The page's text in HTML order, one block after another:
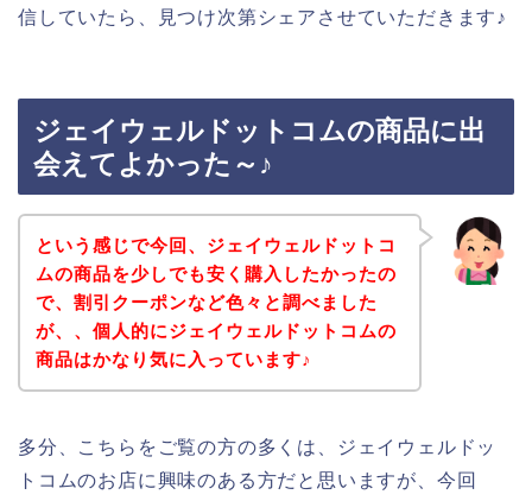
信していたら、見つけ次第シェアさせていただきます♪
ジェイウェルドットコムの商品に出
会えてよかった～♪
という感じで今回、ジェイウェルドットコ
ムの商品を少しでも安く購入したかったの
で、割引クーポンなど色々と調べました
が、、個人的にジェイウェルドットコムの
商品はかなり気に入っています♪
多分、こちらをご覧の方の多くは、ジェイウェルドッ
トコムのお店に興味のある方だと思いますが、今回